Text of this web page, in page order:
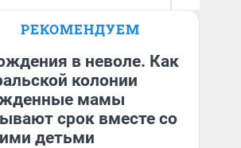
Антон Селиверстов
РЕКОМЕНДУЕМ
в неволе. Как
колонии
мамы
срок вместе со
детьми